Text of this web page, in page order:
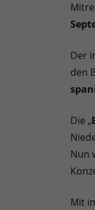
Der
den
Die „
Nun
Mit